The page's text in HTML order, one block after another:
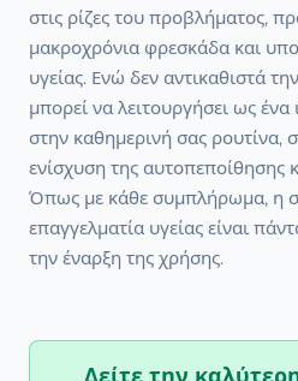
στις ρίζες του προβλήματος,
μακροχρόνια φρεσκάδα και
υγείας. Ενώ δεν αντικαθιστά
μπορεί να λειτουργήσει ως
στην καθημερινή σας ρουτίνα,
ενίσχυση της αυτοπεποίθησης
Όπως με κάθε συμπλήρωμα, η
επαγγελματία υγείας είναι
την έναρξη της χρήσης.